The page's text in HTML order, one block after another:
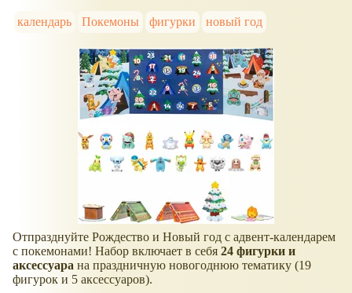
календарь Покемоны фигурки новый год
Отпразднуйте Рождество и Новый год с адвент-календарем
с покемонами! Набор включает в себя 24 фигурки и
аксессуара на праздничную новогоднюю тематику (19
фигурок и 5 аксессуаров).